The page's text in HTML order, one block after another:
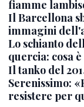
fiamme
Il Barcellona
immagini
Lo schianto
quercia: cosa
Il tanko del
Serenissimo:
resistere per